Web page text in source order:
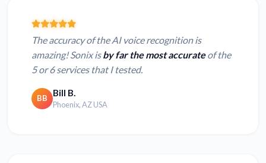
The accuracy of the AI voice recognition is
amazing! Sonix isby far the most accurateof the
5 or 6 services that I tested.
BB Bill B.
Phoenix, AZ USA